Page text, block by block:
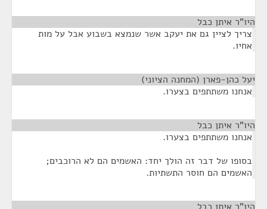
היו"ר איתן כבל
צריך לציין גם את יעקב אשר שנמצא בשבוע אבל על מות
אחיו.
יעל כהן-פארן (המחנה הציוני)
אנחנו משתתפים בצערו.
היו"ר איתן כבל
אנחנו משתתפים בצערו.
בסופו של דבר זה הולך יחד: האשמים הם לא הרוכבים;
האשמים הם חוסר התשתיות.